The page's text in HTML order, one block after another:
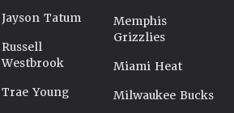
Jayson Tatum
Russell
Westbrook
Trae Young
Memphis
Grizzlies
Miami Heat
Milwaukee Bucks